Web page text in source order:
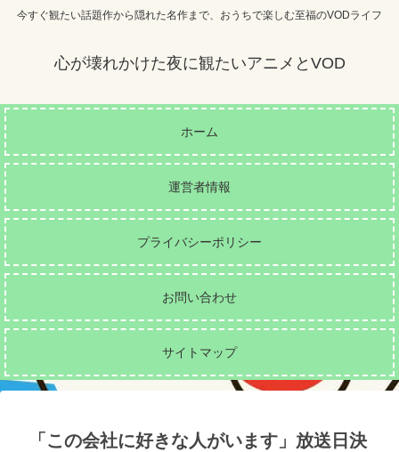
今すぐ観たい話題作から隠れた名作まで、おうちで楽しむ至福のVODライフ
心が壊れかけた夜に観たいアニメとVOD
ホーム
運営者情報
プライバシーポリシー
お問い合わせ
サイトマップ
「この会社に好きな人がいます」放送日決